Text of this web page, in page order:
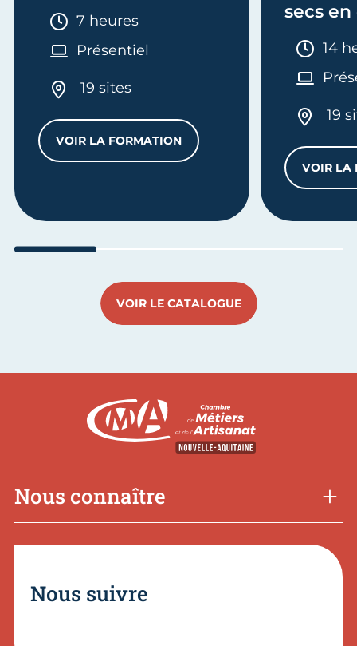
Durée :
7 heures
Présentiel
19 sites
VOIR LA FORMATIONSNACKING TRADITION PRODUITS DE
secs
14
19
VOIR LA
VOIR LE CATALOGUE
Nous connaître
Nous suivre